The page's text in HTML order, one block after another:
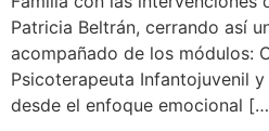
Patricia Beltrán, cerrando así
acompañado de los módulos:
Psicoterapeuta Infantojuvenil
desde el enfoque emocional